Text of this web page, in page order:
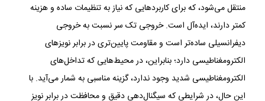
منتقل می‌شود، که برای کاربردهایی که نیاز به تنظیمات ساده و هزینه
کمتر دارند، ایده‌آل است. خروجی تک سر نسبت به خروجی
دیفرانسیلی ساده‌تر است و مقاومت پایین‌تری در برابر نویزهای
الکترومغناطیسی دارد؛ بنابراین، در محیط‌هایی که تداخل‌های
الکترومغناطیسی شدید وجود ندارد، گزینه مناسبی به شمار می‌آید. با
این حال، در شرایطی که سیگنال‌دهی دقیق و محافظت در برابر نویز